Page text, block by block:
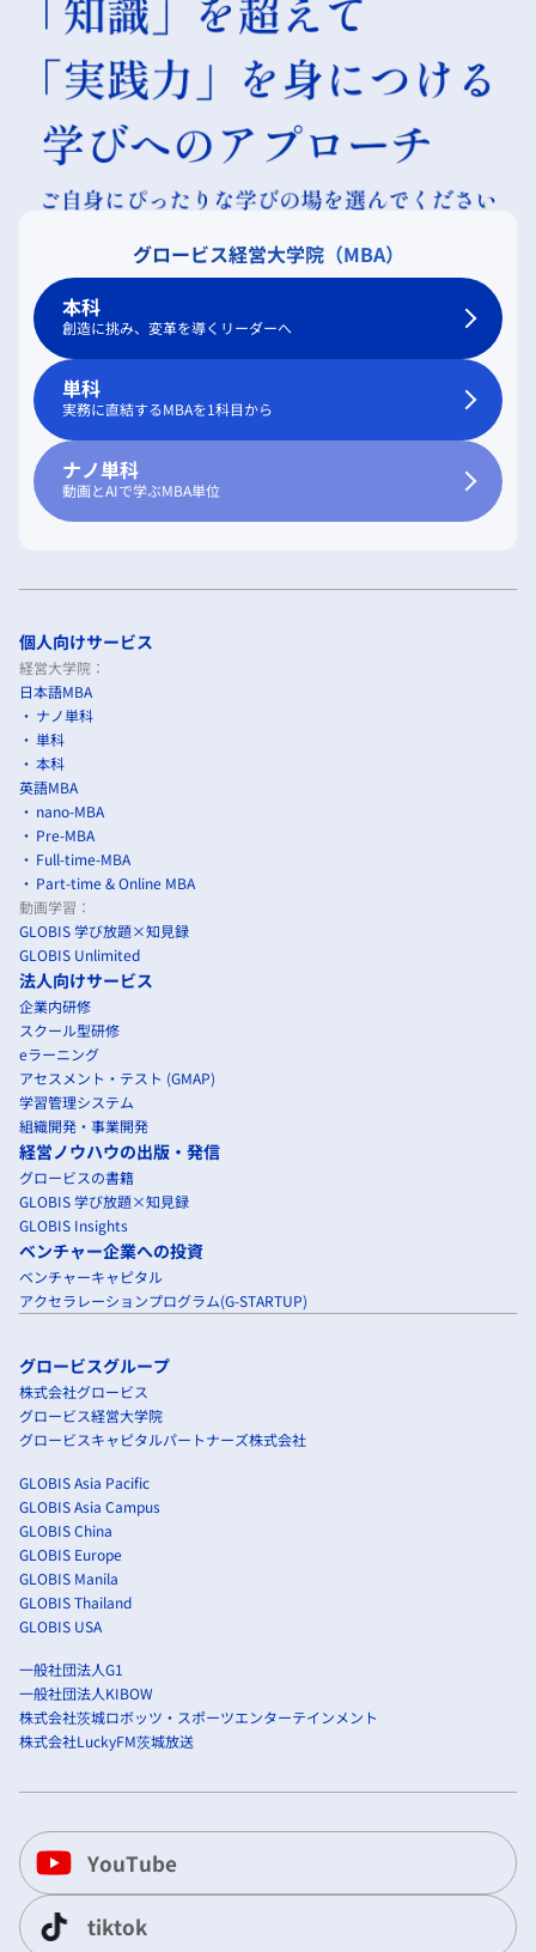
グロービス経営大学院（MBA）
本科
創造に挑み、変革を導くリーダーへ
単科
実務に直結するMBAを1科目から
ナノ単科
動画とAIで学ぶMBA単位
個人向けサービス
経営大学院：
日本語MBA
ナノ単科
単科
本科
英語MBA
nano-MBA
Pre-MBA
Full-time-MBA
Part-time & Online MBA
動画学習：
GLOBIS 学び放題×知見録
GLOBIS Unlimited
法人向けサービス
企業内研修
スクール型研修
eラーニング
アセスメント・テスト (GMAP)
学習管理システム
組織開発・事業開発
経営ノウハウの出版・発信
グロービスの書籍
GLOBIS 学び放題×知見録
GLOBIS Insights
ベンチャー企業への投資
ベンチャーキャピタル
アクセラレーションプログラム(G-STARTUP)
グロービスグループ
株式会社グロービス
グロービス経営大学院
グロービスキャピタルパートナーズ株式会社
GLOBIS Asia Pacific
GLOBIS Asia Campus
GLOBIS China
GLOBIS Europe
GLOBIS Manila
GLOBIS Thailand
GLOBIS USA
一般社団法人G1
一般社団法人KIBOW
株式会社茨城ロボッツ・スポーツエンターテインメント
株式会社LuckyFM茨城放送
YouTube
tiktok